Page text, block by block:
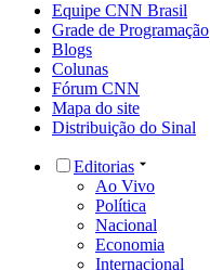
Equipe CNN Brasil
Grade de Programação
Blogs
Colunas
Fórum CNN
Mapa do site
Distribuição do Sinal
Editorias
Ao Vivo
Política
Nacional
Economia
Internacional